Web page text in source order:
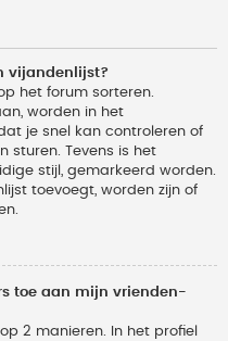
vijandenlijst?
het forum sorteren.
worden in het
je snel kan controleren of
sturen. Tevens is het
stijl, gemarkeerd worden.
toevoegt, worden zijn of
toe aan mijn vrienden-
2 manieren. In het profiel